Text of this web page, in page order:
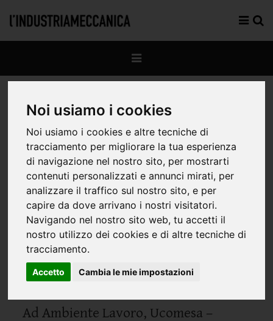
Noi usiamo i cookies
Noi usiamo i cookies e altre tecniche di
tracciamento per migliorare la tua esperienza
di navigazione nel nostro sito, per mostrarti
contenuti personalizzati e annunci mirati, per
analizzare il traffico sul nostro sito, e per
capire da dove arrivano i nostri visitatori.
Navigando nel nostro sito web, tu accetti il
nostro utilizzo dei cookies e di altre tecniche di
tracciamento.
Accetto Cambia le mie impostazioni
Inail e Ucomesa:
sicurezza delle
macchine per
costruzione
Ad Ambiente Lavoro, Ucomesa –